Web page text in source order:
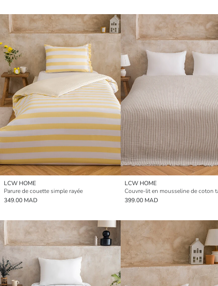
LCW HOME
Parure de couette simple rayée
349.00 MAD
LCW HOME
399.00 MAD